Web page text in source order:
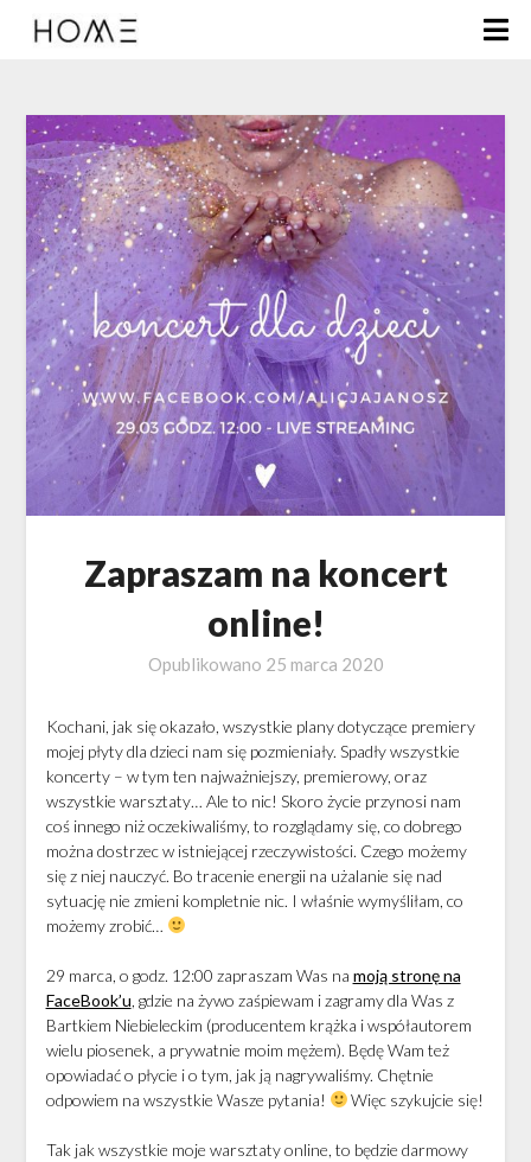
Zapraszam na koncert
online!
Opublikowano 25 marca 2020
Kochani, jak się okazało, wszystkie plany dotyczące premiery
mojej płyty dla dzieci nam się pozmieniały. Spadły wszystkie
koncerty – w tym ten najważniejszy, premierowy, oraz
wszystkie warsztaty… Ale to nic! Skoro życie przynosi nam
coś innego niż oczekiwaliśmy, to rozglądamy się, co dobrego
można dostrzec w istniejącej rzeczywistości. Czego możemy
się z niej nauczyć. Bo tracenie energii na użalanie się nad
sytuację nie zmieni kompletnie nic. I właśnie wymyśliłam, co
możemy zrobić…
29 marca, o godz. 12:00 zapraszam Was na moją stronę na
FaceBook’u, gdzie na żywo zaśpiewam i zagramy dla Was z
Bartkiem Niebieleckim (producentem krążka i współautorem
wielu piosenek, a prywatnie moim mężem). Będę Wam też
opowiadać o płycie i o tym, jak ją nagrywaliśmy. Chętnie
odpowiem na wszystkie Wasze pytania!
Więc szykujcie się!
Tak jak wszystkie moje warsztaty online, to będzie darmowy